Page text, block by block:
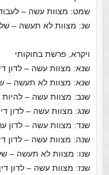
שמט: מצוות עשה – לעבוד
שנ: מצוות לא תעשה –
ויקרא, פרשת בחוקותי
שנא: מצוות עשה – לדון
שנא: מצוות לא תעשה –
שנב: מצוות עשה –
שנג: מצוות עשה – לדון
שנד: מצוות עשה – לדון
שנה: מצוות עשה – לדון
שנו: מצוות לא תעשה –
שנז: מצוות עשה – לדון